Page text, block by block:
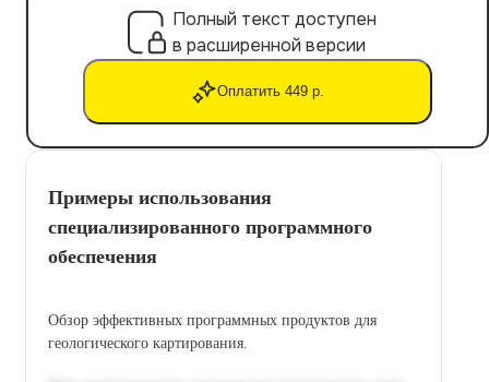
Полный текст доступен
в расширенной версии
Оплатить 449 р.
Примеры использования
специализированного программного
обеспечения
Обзор эффективных программных продуктов для
геологического картирования.